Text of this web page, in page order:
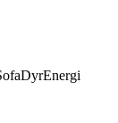
DyrEnergi